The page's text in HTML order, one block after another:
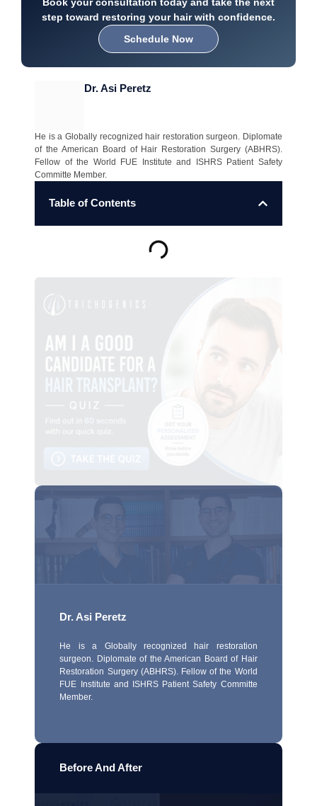
Book your consultation today and take the next
step toward restoring your hair with confidence.
Schedule Now
Dr. Asi Peretz
He is a Globally recognized hair restoration surgeon. Diplomate
of the American Board of Hair Restoration Surgery (ABHRS).
Fellow of the World FUE Institute and ISHRS Patient Safety
Committe Member.
Table of Contents
Dr. Asi Peretz
He is a Globally recognized hair restoration
surgeon. Diplomate of the American Board of Hair
Restoration Surgery (ABHRS). Fellow of the World
FUE Institute and ISHRS Patient Safety Committe
Member.
Before And After